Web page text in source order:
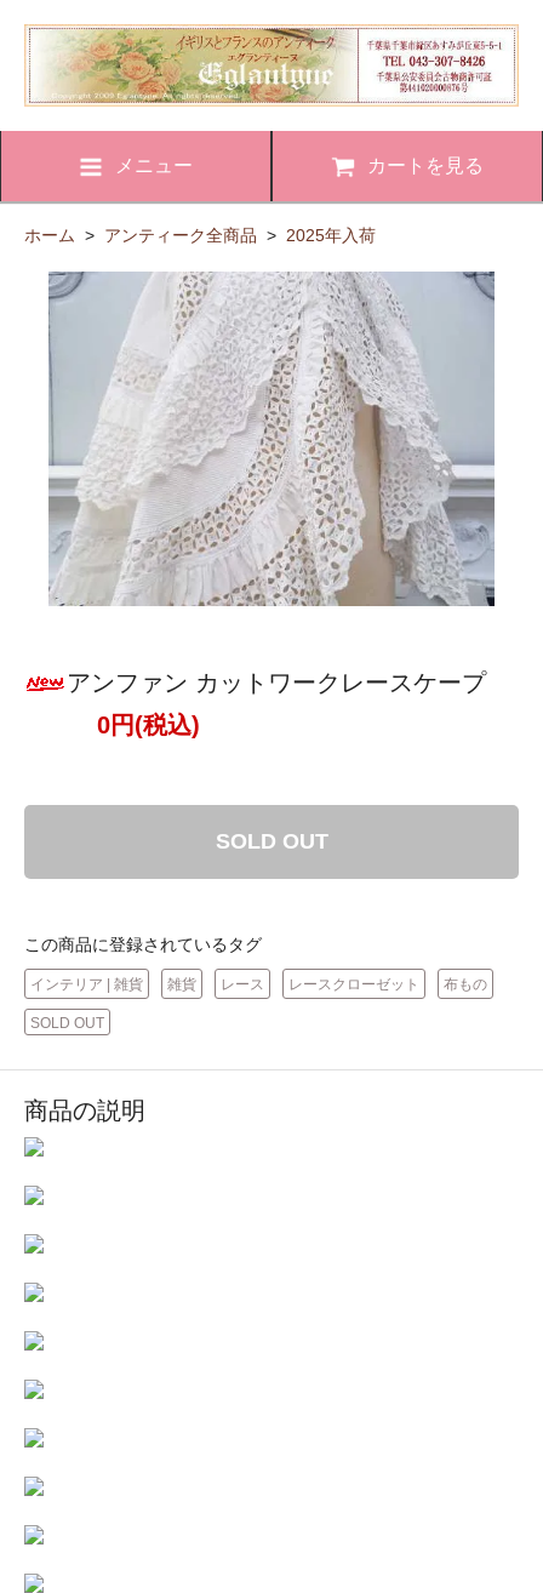
メニュー カートを見る
ホーム > アンティーク全商品 > 2025年入荷
アンファン カットワークレースケープ
0円(税込)
SOLD OUT
この商品に登録されているタグ
インテリア | 雑貨 雑貨 レース レースクローゼット 布もの
SOLD OUT
商品の説明